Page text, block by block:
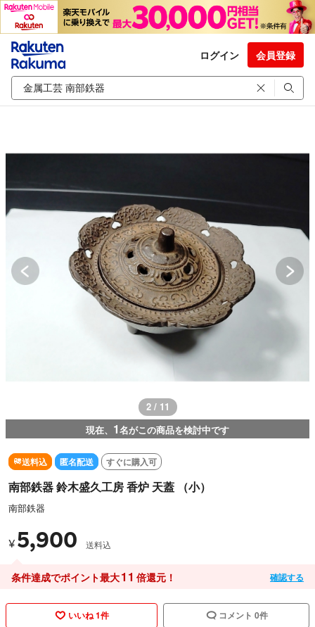
ログイン 会員登録
2 / 11
現在、 1名がこの商品を検討中です
送料込 匿名配送 すぐに購入可
南部鉄器 鈴木盛久工房 香炉 天蓋 （小）
南部鉄器
¥ 5,900 送料込
条件達成でポイント最大11 倍還元！ 確認する
いいね 1件 コメント 0件